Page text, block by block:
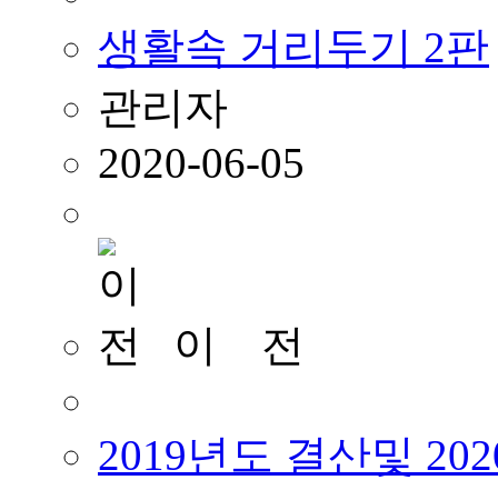
생활속 거리두기 2판
관리자
2020-06-05
이 전
2019년도 결산및